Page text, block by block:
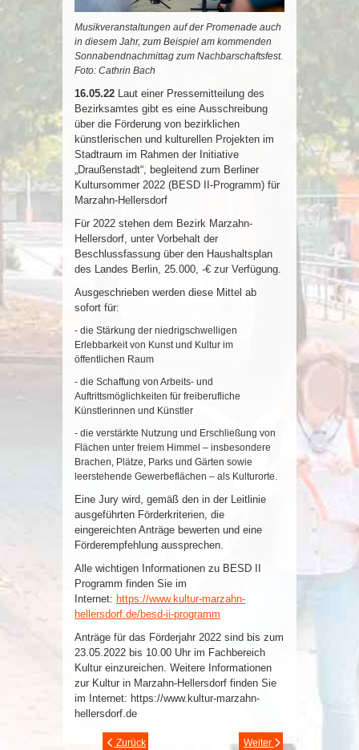
Musikveranstaltungen auf der Promenade auch
in diesem Jahr, zum Beispiel am kommenden
Sonnabendnachmittag zum Nachbarschaftsfest.
Foto: Cathrin Bach
16.05.22 Laut einer Pressemitteilung des
Bezirksamtes gibt es eine Ausschreibung
über die Förderung von bezirklichen
künstlerischen und kulturellen Projekten im
Stadtraum im Rahmen der Initiative
„Draußenstadt“, begleitend zum Berliner
Kultursommer 2022 (BESD II-Programm) für
Marzahn-Hellersdorf
Für 2022 stehen dem Bezirk Marzahn-
Hellersdorf, unter Vorbehalt der
Beschlussfassung über den Haushaltsplan
des Landes Berlin, 25.000, -€ zur Verfügung.
Ausgeschrieben werden diese Mittel ab
sofort für:
- die Stärkung der niedrigschwelligen
Erlebbarkeit von Kunst und Kultur im
öffentlichen Raum
- die Schaffung von Arbeits- und
Auftrittsmöglichkeiten für freiberufliche
Künstlerinnen und Künstler
- die verstärkte Nutzung und Erschließung von
Flächen unter freiem Himmel – insbesondere
Brachen, Plätze, Parks und Gärten sowie
leerstehende Gewerbeflächen – als Kulturorte.
Eine Jury wird, gemäß den in der Leitlinie
ausgeführten Förderkriterien, die
eingereichten Anträge bewerten und eine
Förderempfehlung aussprechen.
Alle wichtigen Informationen zu BESD II
Programm finden Sie im
Internet: https://www.kultur-marzahn-
hellersdorf.de/besd-ii-programm
Anträge für das Förderjahr 2022 sind bis zum
23.05.2022 bis 10.00 Uhr im Fachbereich
Kultur einzureichen. Weitere Informationen
zur Kultur in Marzahn-Hellersdorf finden Sie
im Internet: https://www.kultur-marzahn-
hellersdorf.de
Zurück Weiter